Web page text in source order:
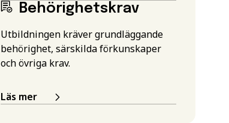
Behörighetskrav
Utbildningen kräver grundläggande
behörighet, särskilda förkunskaper
och övriga krav.
Läs mer